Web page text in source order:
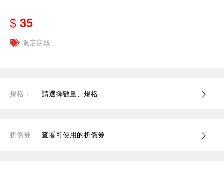
$ 35
限定店取
規格： 請選擇數量、規格
折價券 查看可使用的折價券